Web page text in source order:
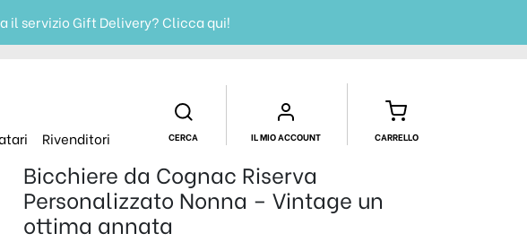
il servizio Gift Delivery? Clicca qui!
Rivenditori CERCA IL MIO ACCOUNT CARRELLO
Bicchiere da Cognac Riserva
Personalizzato Nonna – Vintage un
ottima annata